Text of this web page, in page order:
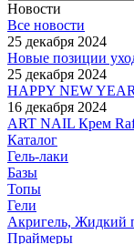
Новости
Все новости
25 декабря 2024
Новые позиции
25 декабря 2024
HAPPY NEW YEAR
16 декабря 2024
ART NAIL Крем
Каталог
Гель-лаки
Базы
Топы
Гели
Акригель, Жидкий
Праймеры